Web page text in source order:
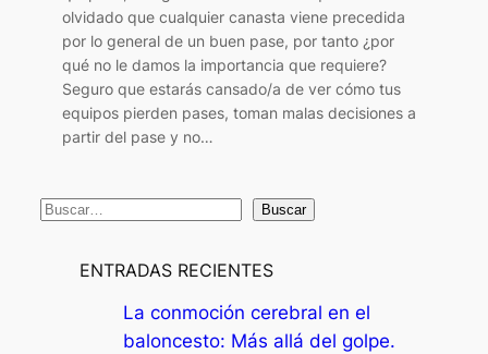
olvidado que cualquier canasta viene precedida
por lo general de un buen pase, por tanto ¿por
qué no le damos la importancia que requiere?
Seguro que estarás cansado/a de ver cómo tus
equipos pierden pases, toman malas decisiones a
partir del pase y no…
B
Buscar
ENTRADAS RECIENTES
La conmoción cerebral en el
baloncesto: Más allá del golpe.